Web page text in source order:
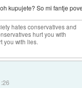
kupujete? So mi fantje
hates conservatives and
hurt you with
you with lies.